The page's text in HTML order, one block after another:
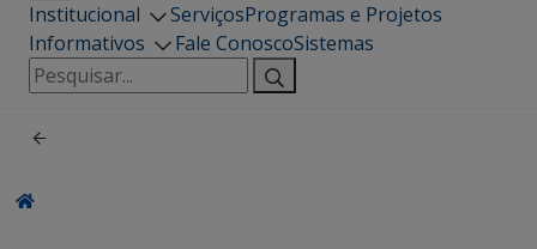
Institucional ServiçosProgramas e Projetos
Informativos
Fale ConoscoSistemas
Pesquisar
por: